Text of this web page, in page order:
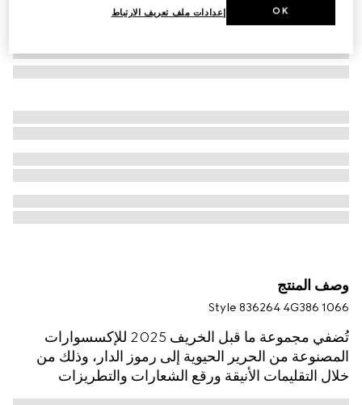
وصف المنتج
Style ‎836264 4G386 1066
تُضفي مجموعة ما قبل الخريف 2025 للإكسسوارات
المصنوعة من الحرير الحيوية إلى رموز الدار، وذلك من
خلال التقليمات الأنيقة ورقع الشعارات والتطريزات
المُرهفة. يتم تقديم هذا الوشاح بجاكارد صوف بنقش GG،
إعدادات ملف تعريف الارتباط OK